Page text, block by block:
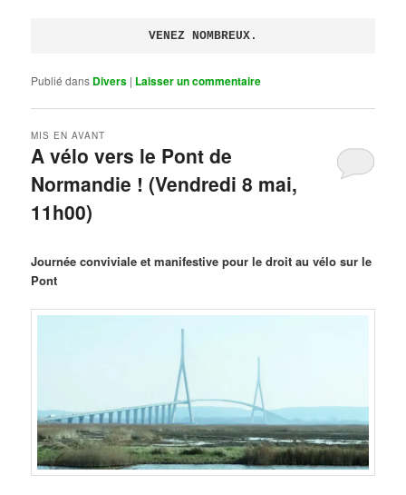
VENEZ NOMBREUX.
Publié dans Divers | Laisser un commentaire
A vélo vers le Pont de
Normandie ! (Vendredi 8 mai,
11h00)
MIS EN AVANT
Journée conviviale et manifestive pour le droit au vélo sur le
Pont